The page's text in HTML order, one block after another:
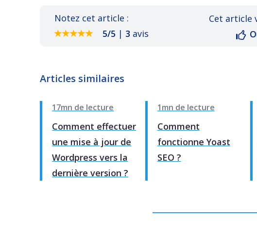
Notez cet article :
5/5 | 3 avis
Cet article
Articles similaires
17mn de lecture
Comment effectuer
une mise à jour de
Wordpress vers la
dernière version ?
1mn de lecture
Comment
fonctionne Yoast
SEO ?